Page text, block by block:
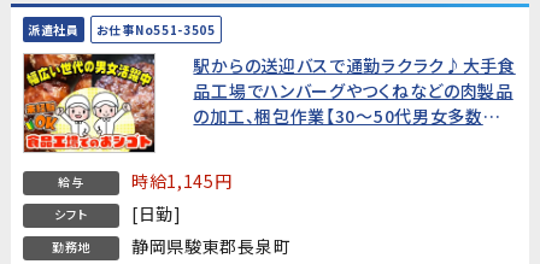
派遣社員 お仕事No551-3505
駅からの送迎バスで通勤ラクラク♪大手食
品工場でハンバーグやつくねなどの肉製品
の加工、梱包作業【30～50代男女多数活
給与 時給1,145円
シフト [日勤]
勤務地 静岡県駿東郡長泉町